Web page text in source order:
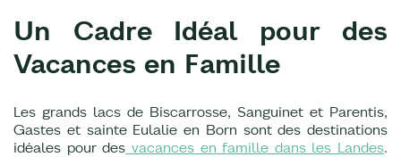
Un Cadre Idéal pour des
Vacances en Famille
Les grands lacs de Biscarrosse, Sanguinet et Parentis,
Gastes et sainte Eulalie en Born sont des destinations
idéales pour des vacances en famille dans les Landes.